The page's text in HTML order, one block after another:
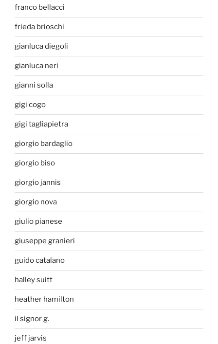
franco bellacci
frieda brioschi
gianluca diegoli
gianluca neri
gianni solla
gigi cogo
gigi tagliapietra
giorgio bardaglio
giorgio biso
giorgio jannis
giorgio nova
giulio pianese
giuseppe granieri
guido catalano
halley suitt
heather hamilton
il signor g.
jeff jarvis